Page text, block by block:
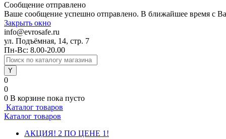
Сообщение отправлено
Ваше сообщение успешно отправлено. В ближайшее время с
Закрыть окно
info@evrosafe.ru
ул. Подъёмная, 14, стр. 7
Пн-Вс: 8.00-20.00
0
0
0 В корзине пока пусто
Каталог товаров
Каталог товаров
АКЦИЯ! 2 ПО ЦЕНЕ 1!